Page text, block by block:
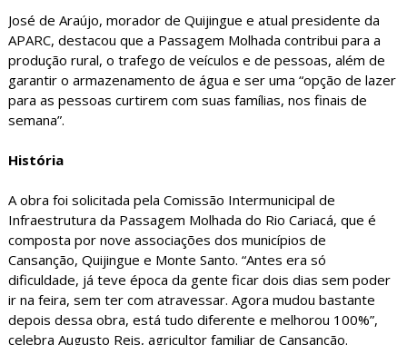
José de Araújo, morador de Quijingue e atual presidente da
APARC, destacou que a Passagem Molhada contribui para a
produção rural, o trafego de veículos e de pessoas, além de
garantir o armazenamento de água e ser uma “opção de lazer
para as pessoas curtirem com suas famílias, nos finais de
semana”.
História
A obra foi solicitada pela Comissão Intermunicipal de
Infraestrutura da Passagem Molhada do Rio Cariacá, que é
composta por nove associações dos municípios de
Cansanção, Quijingue e Monte Santo. “Antes era só
dificuldade, já teve época da gente ficar dois dias sem poder
ir na feira, sem ter com atravessar. Agora mudou bastante
depois dessa obra, está tudo diferente e melhorou 100%”,
celebra Augusto Reis, agricultor familiar de Cansanção.